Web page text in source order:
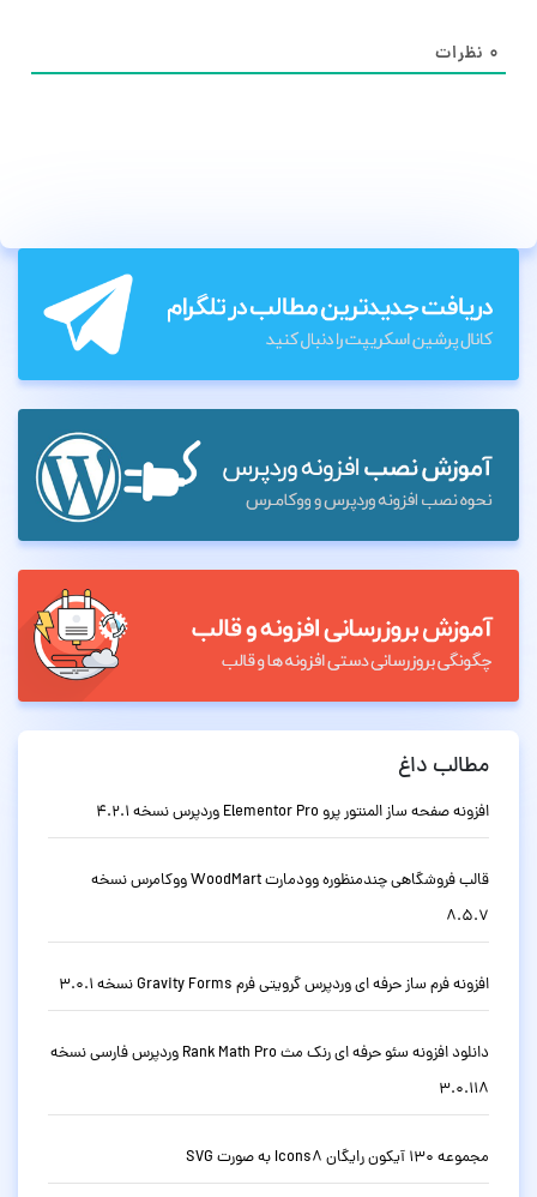
۰ نظرات
مطالب داغ
افزونه صفحه ساز المنتور پرو Elementor Pro وردپرس نسخه 4.2.1
قالب فروشگاهی چندمنظوره وودمارت WoodMart ووکامرس نسخه
8.5.7
افزونه فرم ساز حرفه ای وردپرس گرویتی فرم Gravity Forms نسخه 3.0.1
دانلود افزونه سئو حرفه ای رنک مث Rank Math Pro وردپرس فارسی نسخه
3.0.118
مجموعه 130 آیکون رایگان Icons8 به صورت SVG